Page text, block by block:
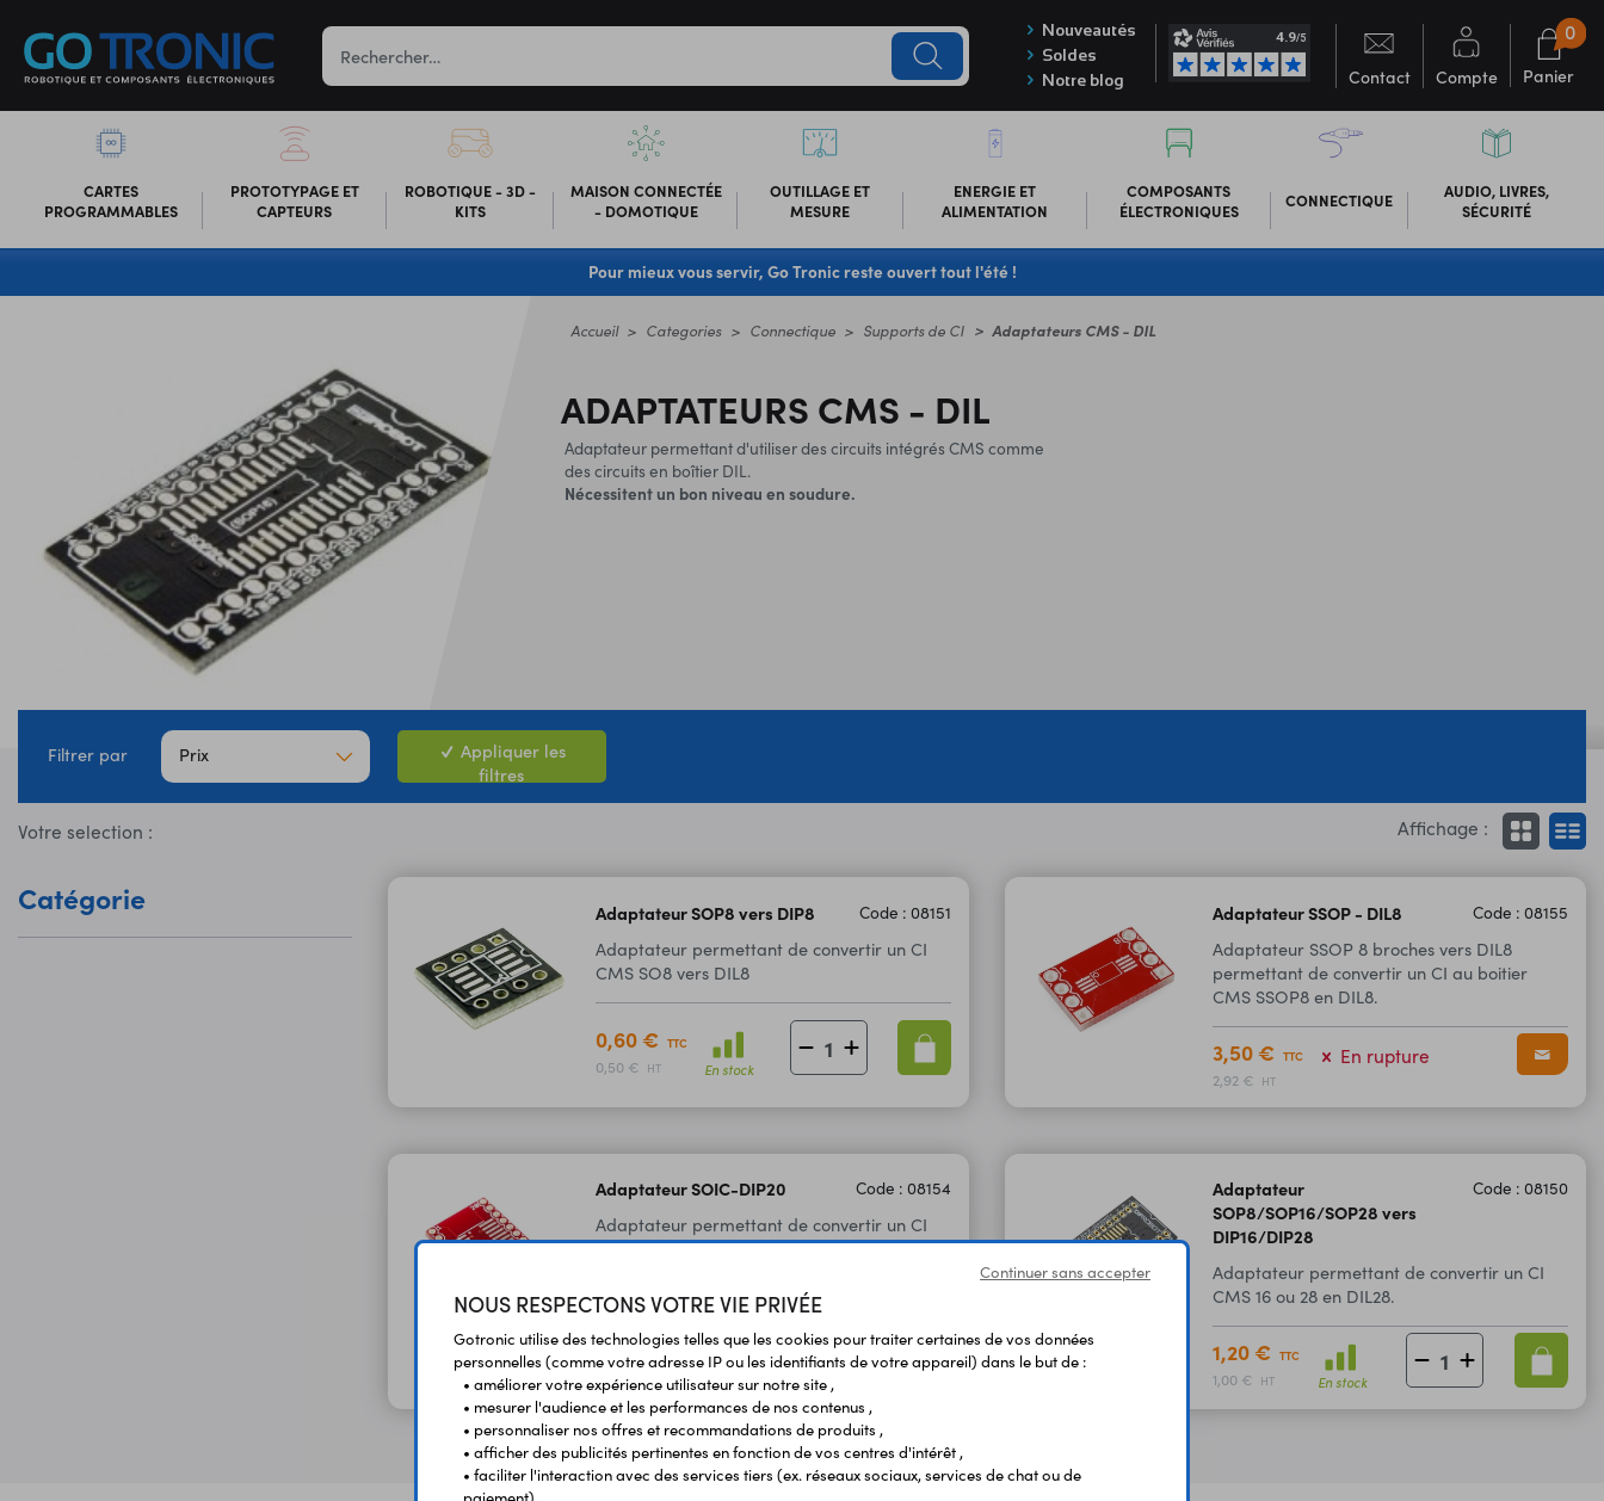
Nouveautés
Soldes
Notre blog
Contact Compte Panier
0
CARTES
PROGRAMMABLES
PROTOTYPAGE ET
CAPTEURS
ROBOTIQUE - 3D -
KITS
MAISON CONNECTÉE
- DOMOTIQUE
OUTILLAGE ET
MESURE
ENERGIE ET
ALIMENTATION
COMPOSANTS
ÉLECTRONIQUES
CONNECTIQUE
AUDIO, LIVRES,
SÉCURITÉ
Pour mieux vous servir, Go Tronic reste ouvert tout l'été !
Accueil Categories Connectique Supports de CI Adaptateurs CMS - DIL
ADAPTATEURS CMS - DIL
Adaptateur permettant d'utiliser des circuits intégrés CMS comme
des circuits en boîtier DIL.
Nécessitent un bon niveau en soudure.
Filtrer par Prix
Appliquer les
filtres
Votre selection : Affichage :
Catégorie Adaptateur SOP8 vers DIP8 Code : 08151
Adaptateur permettant de convertir un CI
CMS SO8 vers DIL8
0,60 € TTC
0,50 € HT En stock
Adaptateur SSOP - DIL8 Code : 08155
Adaptateur SSOP 8 broches vers DIL8
permettant de convertir un CI au boitier
CMS SSOP8 en DIL8.
3,50 € TTC
2,92 € HT
En rupture
Adaptateur SOIC-DIP20 Code : 08154
Adaptateur permettant de convertir un CI
CMS 20 broches en DIL20.
3,60 € TTC
3,00 € HT En stock
Adaptateur
SOP8/SOP16/SOP28 vers
DIP16/DIP28
Code : 08150
Adaptateur permettant de convertir un CI
CMS 16 ou 28 en DIL28.
1,20 € TTC
1,00 € HT En stock
Continuer sans accepter
NOUS RESPECTONS VOTRE VIE PRIVÉE
Gotronic utilise des technologies telles que les cookies pour traiter certaines de vos données
personnelles (comme votre adresse IP ou les identifiants de votre appareil) dans le but de :
• améliorer votre expérience utilisateur sur notre site ,
• mesurer l'audience et les performances de nos contenus ,
• personnaliser nos offres et recommandations de produits ,
• afficher des publicités pertinentes en fonction de vos centres d'intérêt ,
• faciliter l'interaction avec des services tiers (ex. réseaux sociaux, services de chat ou de